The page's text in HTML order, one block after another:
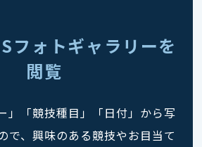
フォトギャラリーを
閲覧
」「競技種目」「日付」から写
で、興味のある競技やお目当て